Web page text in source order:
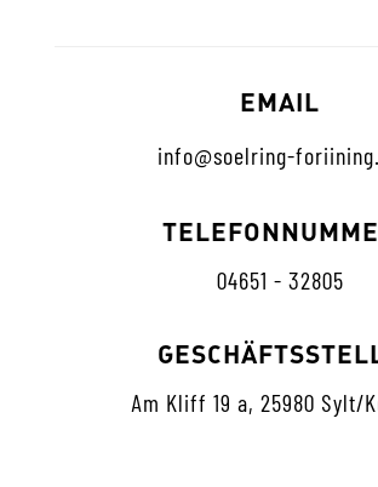
EMAIL
info@soelring-
04651 - 32805
Am Kliff 19 a, 25980 Sylt/